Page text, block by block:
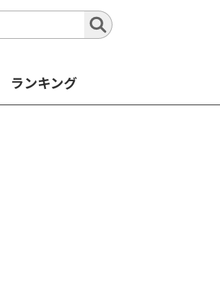
ランキング